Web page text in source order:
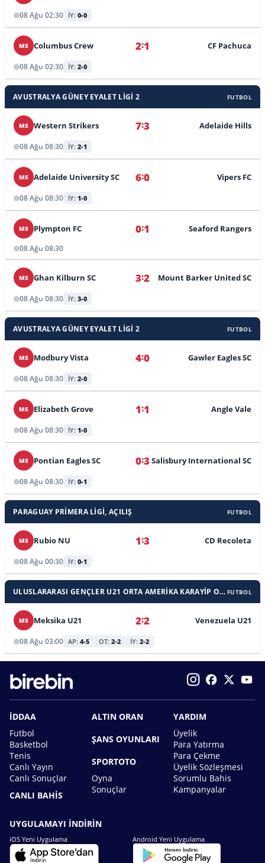
08 Ağu 02:30 İY: 0-0
MS Columbus Crew 2:1 CF Pachuca
08 Ağu 02:30 İY: 2-0
AVUSTRALYA GÜNEY EYALET LIGI 2 FUTBOL
MS Western Strikers 7:3 Adelaide Hills
08 Ağu 08:30 İY: 2-1
MS Adelaide University SC 6:0 Vipers FC
08 Ağu 08:30 İY: 1-0
MS Plympton FC 0:1 Seaford Rangers
08 Ağu 08:30
MS Ghan Kilburn SC 3:2 Mount Barker United SC
08 Ağu 08:30 İY: 3-0
AVUSTRALYA GÜNEY EYALET LIGI 2 FUTBOL
MS Modbury Vista 4:0 Gawler Eagles SC
08 Ağu 08:30 İY: 2-0
MS Elizabeth Grove 1:1 Angle Vale
08 Ağu 08:30 İY: 1-0
MS Pontian Eagles SC 0:3Salisbury International SC
08 Ağu 08:30 İY: 0-1
PARAGUAY PRIMERA LIGI, AÇILIŞ FUTBOL
MS Rubio NU 1:3 CD Recoleta
08 Ağu 00:30 İY: 0-1
ULUSLARARASI GENÇLER U21 ORTA AMERIKA KARAYIP OYUN. FUTBOL
MS Meksika U21 2:2 Venezuela U21
08 Ağu 03:00 AP: 4-5 OT: 2-2 İY: 2-2
İDDAA
Futbol
Basketbol
Tenis
Canlı Yayın
Canlı Sonuçlar
CANLI BAHİS
ALTIN ORAN
ŞANS OYUNLARI
SPORTOTO
Oyna
Sonuçlar
YARDIM
Üyelik
Para Yatırma
Para Çekme
Üyelik Sözleşmesi
Sorumlu Bahis
Kampanyalar
UYGULAMAYI İNDİRİN
iOS Yeni Uygulama Android Yeni Uygulama